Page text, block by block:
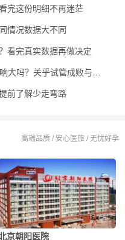
完这份明细不再迷茫
情况数据大不同
看完真实数据再做决定
前了解少走弯路
高端品质 / 安心医旅 / 无忧好孕
京朝阳医院